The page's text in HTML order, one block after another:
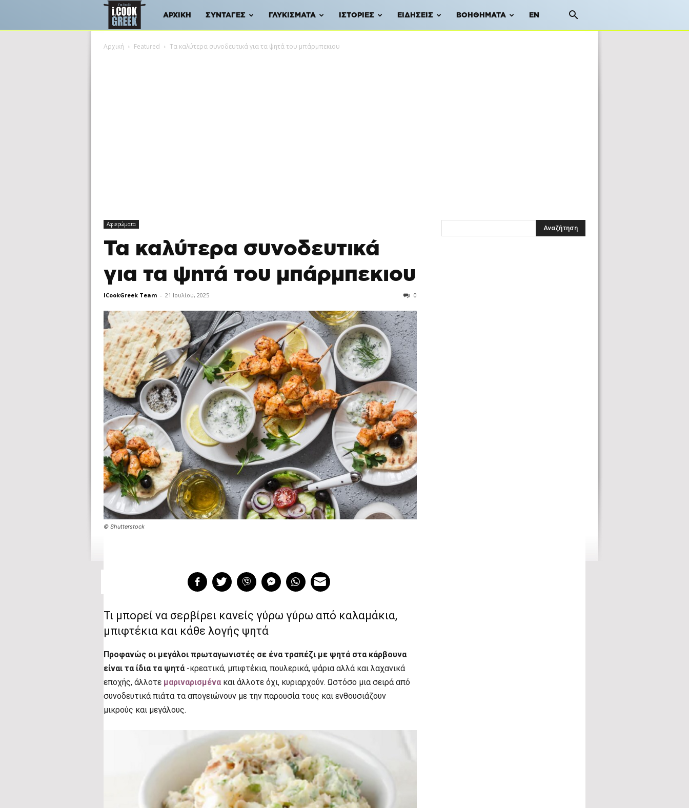
iCookGreek
ΑΡΧΙΚΉ ΣΥΝΤΑΓΈΣ ΓΛΥΚΊΣΜΑΤΑ ΙΣΤΟΡΊΕΣ ΕΙΔΉΣΕΙΣ ΒΟΗΘΉΜΑΤΑ EN
Αρχική Featured Τα καλύτερα συνοδευτικά για τα ψητά του μπάρμπεκιου
Αφιερώματα
Τα καλύτερα συνοδευτικά
για τα ψητά του μπάρμπεκιου
ICookGreek Team - 21 Ιουλίου, 2025 0
© Shutterstock
Τι μπορεί να σερβίρει κανείς γύρω γύρω από καλαμάκια,
μπιφτέκια και κάθε λογής ψητά
Προφανώς οι μεγάλοι πρωταγωνιστές σε ένα τραπέζι με ψητά στα κάρβουνα
είναι τα ίδια τα ψητά-κρεατικά, μπιφτέκια, πουλερικά, ψάρια αλλά και λαχανικά
εποχής, άλλοτε μαριναρισμένα και άλλοτε όχι, κυριαρχούν. Ωστόσο μια σειρά από
συνοδευτικά πιάτα τα απογειώνουν με την παρουσία τους και ενθουσιάζουν
μικρούς και μεγάλους.